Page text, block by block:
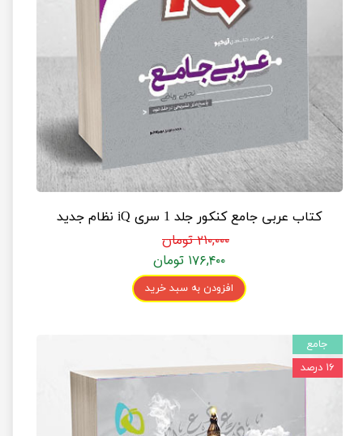
کتاب عربی جامع کنکور جلد 1 سری iQ نظام جدید
۲۱۰,۰۰۰ تومان
۱۷۶,۴۰۰ تومان
افزودن به سبد خرید
جامع
۱۶ درصد